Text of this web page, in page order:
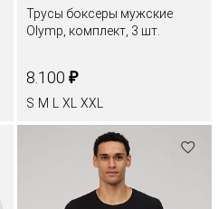
Трусы боксеры мужские
Olymp, комплект, 3 шт.
8.100 ₽
S M L XL XXL